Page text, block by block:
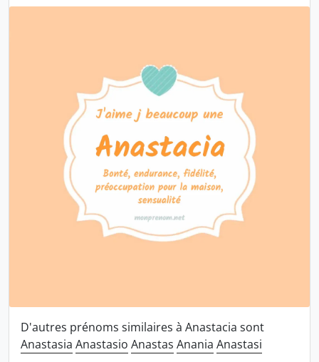
D'autres prénoms similaires à Anastacia sont
Anastasia Anastasio Anastas Anania Anastasi